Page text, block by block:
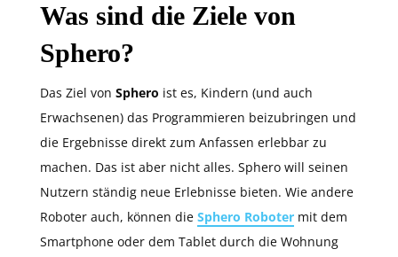
Was sind die Ziele von
Sphero?
Das Ziel von Sphero ist es, Kindern (und auch
Erwachsenen) das Programmieren beizubringen und
die Ergebnisse direkt zum Anfassen erlebbar zu
machen. Das ist aber nicht alles. Sphero will seinen
Nutzern ständig neue Erlebnisse bieten. Wie andere
Roboter auch, können die Sphero Roboter mit dem
Smartphone oder dem Tablet durch die Wohnung